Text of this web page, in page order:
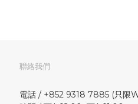
聯絡我們
電話 / +852 9318 7885 (只限